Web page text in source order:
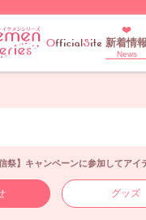
新着情報
News
祭】キャンペーンに参加してアイ
グッズ